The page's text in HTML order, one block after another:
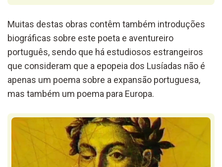
Muitas destas obras contêm também introduções
biográficas sobre este poeta e aventureiro
português, sendo que há estudiosos estrangeiros
que consideram que a epopeia dos Lusíadas não é
apenas um poema sobre a expansão portuguesa,
mas também um poema para Europa.